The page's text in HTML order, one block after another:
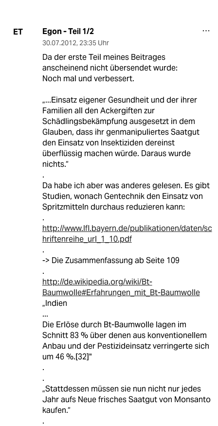
ET Egon - Teil 1/2
30.07.2012, 23:35 Uhr
Da der erste Teil meines Beitrages
anscheinend nicht übersendet wurde:
Noch mal und verbessert.
„...Einsatz eigener Gesundheit und der ihrer
Familien all den Ackergiften zur
Schädlingsbekämpfung ausgesetzt in dem
Glauben, dass ihr genmanipuliertes Saatgut
den Einsatz von Insektiziden dereinst
überflüssig machen würde. Daraus wurde
nichts.“
.
Da habe ich aber was anderes gelesen. Es gibt
Studien, wonach Gentechnik den Einsatz von
Spritzmitteln durchaus reduzieren kann:
.
http://www.lfl.bayern.de/publikationen/daten/sc
hriftenreihe_url_1_10.pdf
.
-> Die Zusammenfassung ab Seite 109
.
http://de.wikipedia.org/wiki/Bt-
Baumwolle#Erfahrungen_mit_Bt-Baumwolle
„Indien
...
Die Erlöse durch Bt-Baumwolle lagen im
Schnitt 83 % über denen aus konventionellem
Anbau und der Pestizideinsatz verringerte sich
um 46 %.[32]"
.
.
„Stattdessen müssen sie nun nicht nur jedes
Jahr aufs Neue frisches Saatgut von Monsanto
kaufen.“
.